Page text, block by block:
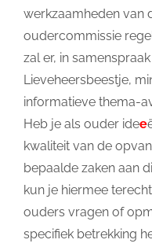
werkzaamheden van
oudercommissie
zal er, in
Lieveheersbeestje,
informatieve thema-
Heb je als ouder idee
kwaliteit van de
bepaalde zaken aan
kun je hiermee
ouders vragen of
specifiek betrekking